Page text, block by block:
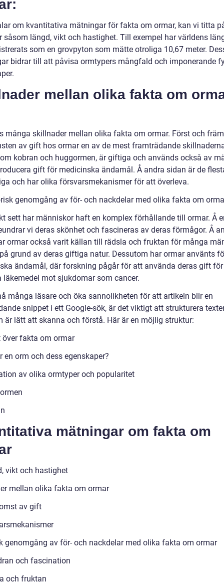
om kvantitativa mätningar för fakta om ormar, kan vi titta
såsom längd, vikt och hastighet. Till exempel har världens
som en grovpyton som mätte otroliga 10,67 meter.
bidrar till att påvisa ormtypers mångfald och imponerande
mellan olika fakta om
många skillnader mellan olika fakta om ormar. Först och
av gift hos ormar en av de mest framträdande
kobran och huggormen, är giftiga och används också av
gift för medicinska ändamål. Å andra sidan är de
och har olika försvarsmekanismer för att överleva.
genomgång av för- och nackdelar med olika fakta om
sett har människor haft en komplex förhållande till ormar. Å
vi deras skönhet och fascineras av deras förmågor. Å
ormar också varit källan till rädsla och fruktan för många
grund av deras giftiga natur. Dessutom har ormar använts
ändamål, där forskning pågår för att använda deras gift
läkemedel mot sjukdomar som cancer.
många läsare och öka sannolikheten för att artikeln blir en
snippet i ett Google-sök, är det viktigt att strukturera
är lätt att skanna och förstå. Här är en möjlig struktur:
över fakta om ormar
en orm och dess egenskaper?
av olika ormtyper och popularitet
mätningar om fakta om
vikt och hastighet
mellan olika fakta om ormar
av gift
genomgång av för- och nackdelar med olika fakta om ormar
och fascination
och fruktan